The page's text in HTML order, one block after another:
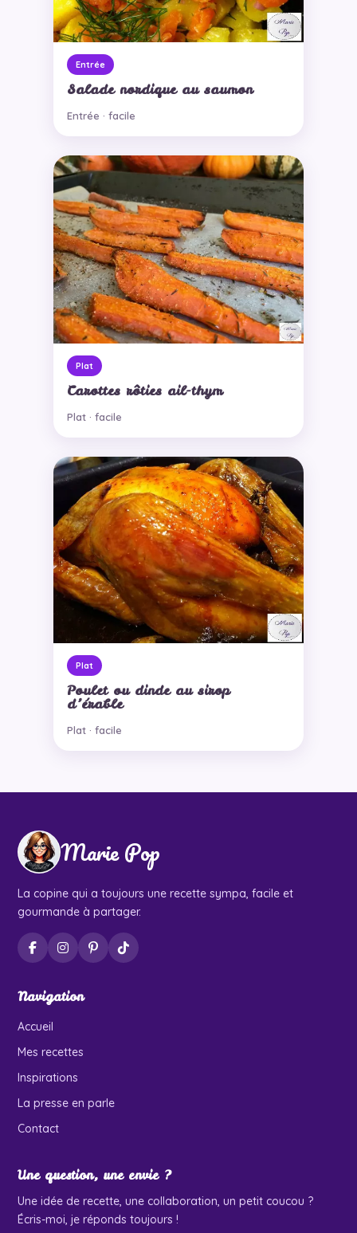
Entrée
Salade nordique au saumon
Entrée · facile
Plat
Carottes rôties ail-thym
Plat · facile
Plat
Poulet ou dinde au sirop
d’érable
Plat · facile
Marie Pop
La copine qui a toujours une recette sympa, facile et
gourmande à partager.
Navigation
Accueil
Mes recettes
Inspirations
La presse en parle
Contact
Une question, une envie ?
Une idée de recette, une collaboration, un petit coucou ?
Écris-moi, je réponds toujours !